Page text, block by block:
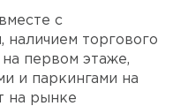
с
наличием торгового
первом этаже,
и паркингами на
на рынке